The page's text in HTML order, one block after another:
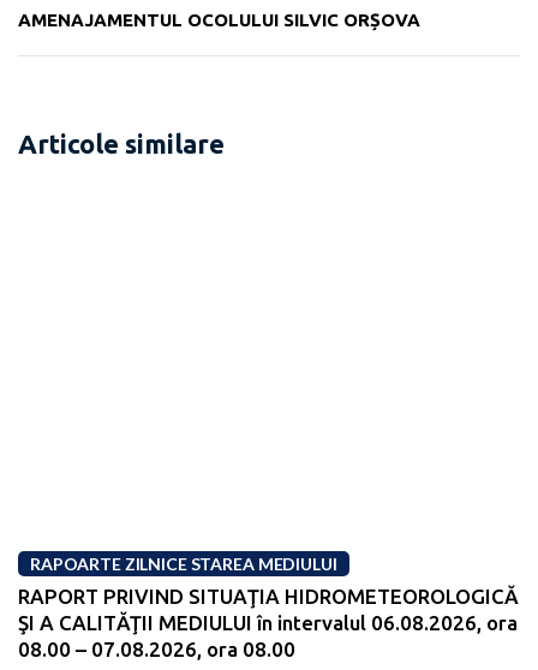
AMENAJAMENTUL OCOLULUI SILVIC ORȘOVA
Articole similare
RAPOARTE ZILNICE STAREA MEDIULUI
RAPORT PRIVIND SITUAŢIA HIDROMETEOROLOGICĂ
ŞI A CALITĂŢII MEDIULUI în intervalul 06.08.2026, ora
08.00 – 07.08.2026, ora 08.00